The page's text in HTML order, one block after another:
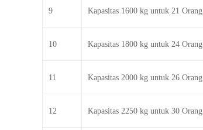
9 Kapasitas 1600 kg untuk 21 Orang
10 Kapasitas 1800 kg untuk 24 Orang
11 Kapasitas 2000 kg untuk 26 Orang
12 Kapasitas 2250 kg untuk 30 Orang